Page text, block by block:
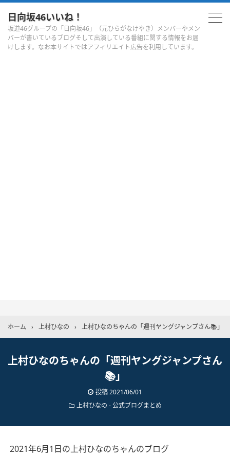
日向坂46いいね！
坂道46グループの「日向坂46」（元ひらがなけやき）メンバーやメン
バーが書いているブログそして出演している番組に関する情報をお届
けします。なお本サイトではアフィリエイト広告を利用しています。
ホーム › 上村ひなの › 上村ひなのちゃんの「週刊ヤングジャンプさん📚」
上村ひなのちゃんの「週刊ヤングジャンプさん
📚」
投稿2021/06/01
上村ひなの -公式ブログまとめ
2021年6月1日の上村ひなのちゃんのブログ